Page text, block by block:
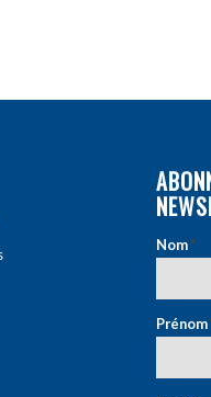
Nom*
Prénom